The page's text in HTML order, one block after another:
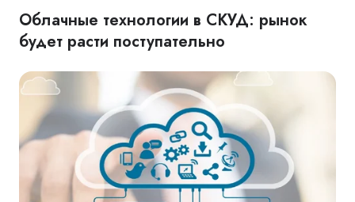
Облачные технологии в СКУД: рынок
будет расти поступательно